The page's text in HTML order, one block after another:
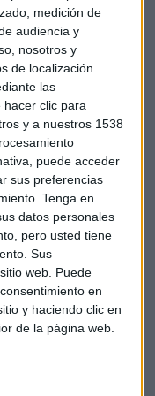
medición de
audiencia y
nosotros y
de localización
las
clic para
y a nuestros 1538
puede acceder
sus preferencias
Tenga en
datos personales
pero usted tiene
Sus
web. Puede
en
y haciendo clic en
de la página web.
elegido miembro del
más alto en la
del Comité
y de seguros
los riesgos
los organismos de
central, y creará
su segundo